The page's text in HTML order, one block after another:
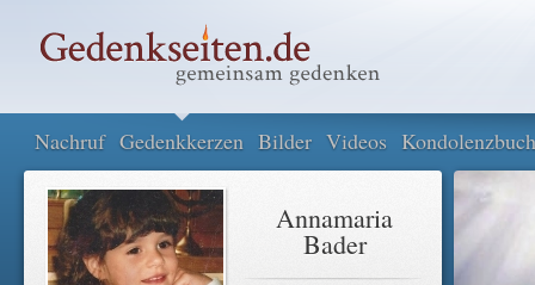
Nachruf Gedenkkerzen Bilder Videos Kondolenzbuch
Annamaria
Bader